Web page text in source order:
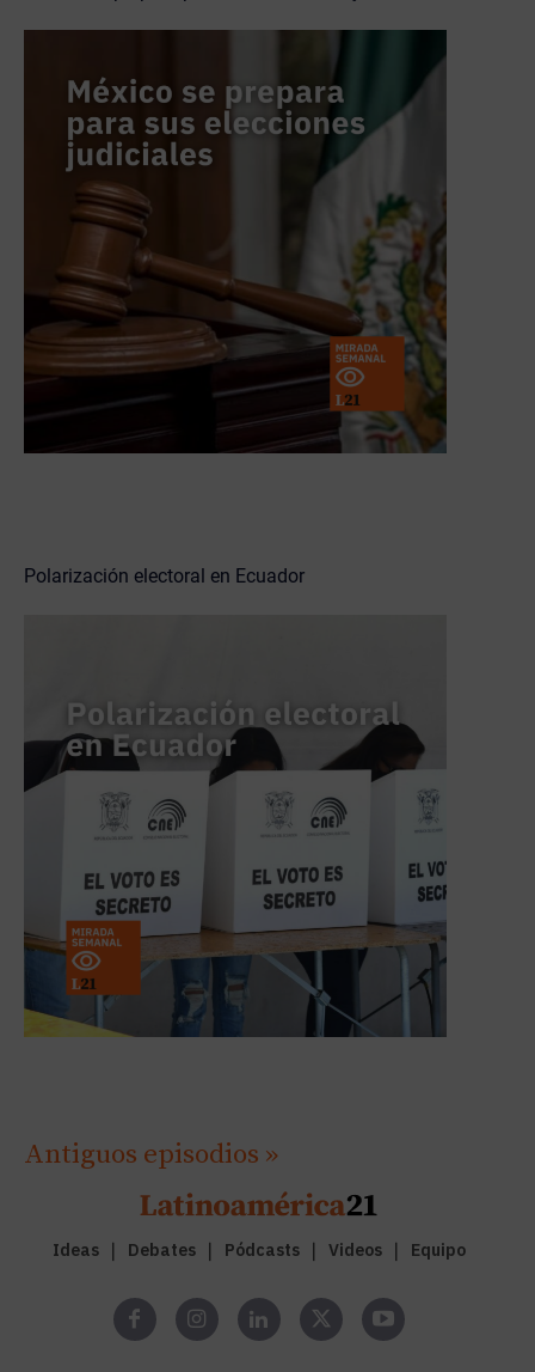
Polarización electoral en Ecuador
Antiguos episodios »
Ideas Debates Pódcasts Videos Equipo